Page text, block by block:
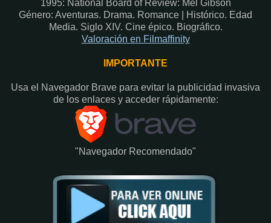
1995: National Board of Review: Mel Gibson
Género: Aventuras. Drama. Romance | Histórico. Edad
Media. Siglo XIV. Cine épico. Biográfico.
Valoración en Filmaffinity
IMPORTANTE
Usa el Navegador Brave para evitar la publicidad invasiva
de los enlaces y acceder rápidamente:​
"Navegador Recomendado"